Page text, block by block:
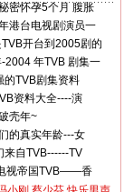
密怀孕5个月 腹胀
港台电视剧演员一
TVB开台到2005剧的
2004 年TVB 剧集一
的TVB剧集资料
资料大全----演
壳年~
的真实年龄---女
来自TVB------TV
视帝国TVB——香